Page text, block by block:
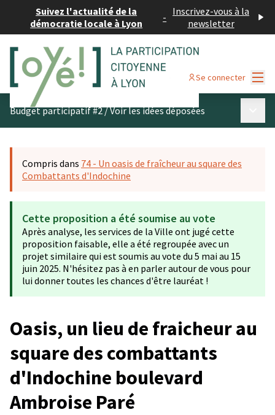
Suivez l'actualité de la
démocratie locale à Lyon
- Inscrivez-vous à la
newsletter
Se connecter
Budget participatif #2/Voir les idées déposées
Compris dans 74 - Un oasis de fraîcheur au square des
Combattants d'Indochine
Cette proposition a été soumise au vote
Après analyse, les services de la Ville ont jugé cette
proposition faisable, elle a été regroupée avec un
projet similaire qui est soumis au vote du 5 mai au 15
juin 2025. N'hésitez pas à en parler autour de vous pour
lui donner toutes les chances d'être lauréat !
Oasis, un lieu de fraicheur au
square des combattants
d'Indochine boulevard
Ambroise Paré